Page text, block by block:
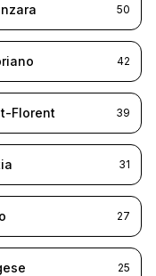
50
42
Florent 39
31
27
25